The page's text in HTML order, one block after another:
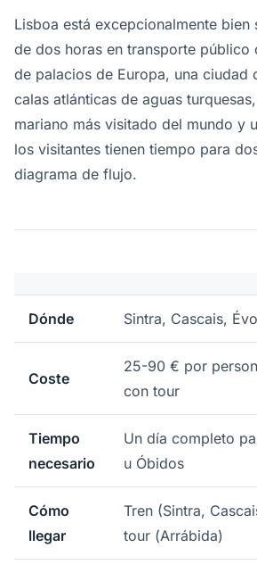
Lisboa está excepcionalmente
de dos horas en transporte
de palacios de Europa, una ciudad
calas atlánticas de aguas
mariano más visitado del mundo y
los visitantes tienen tiempo para
diagrama de flujo.
Dónde Sintra, Cascais,
Coste
25-90 € por
con tour
Tiempo
necesario
Un día completo
u Óbidos
Cómo
llegar
Tren (Sintra,
tour (Arrábida)